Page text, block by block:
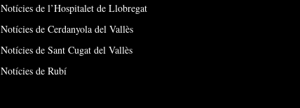
Notícies de l’Hospitalet de Llobregat
Notícies de Cerdanyola del Vallès
Notícies de Sant Cugat del Vallès
Notícies de Rubí